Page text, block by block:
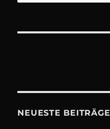
for:
NEUESTE BEITRÄGE